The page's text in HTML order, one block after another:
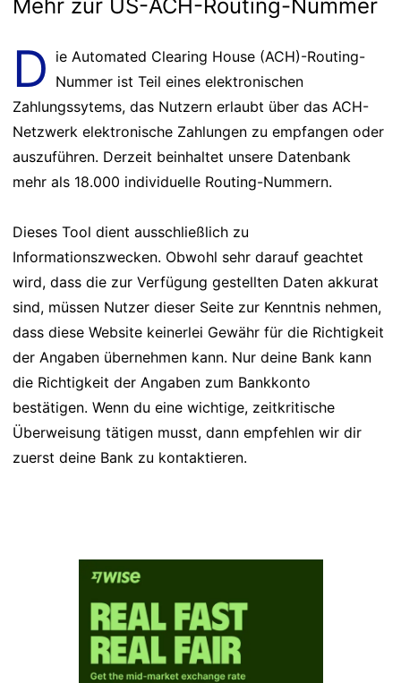
Mehr zur US-ACH-Routing-Nummer
D ie Automated Clearing House (ACH)-Routing-
Nummer ist Teil eines elektronischen
Zahlungssytems, das Nutzern erlaubt über das ACH-
Netzwerk elektronische Zahlungen zu empfangen oder
auszuführen. Derzeit beinhaltet unsere Datenbank
mehr als 18.000 individuelle Routing-Nummern.
Dieses Tool dient ausschließlich zu
Informationszwecken. Obwohl sehr darauf geachtet
wird, dass die zur Verfügung gestellten Daten akkurat
sind, müssen Nutzer dieser Seite zur Kenntnis nehmen,
dass diese Website keinerlei Gewähr für die Richtigkeit
der Angaben übernehmen kann. Nur deine Bank kann
die Richtigkeit der Angaben zum Bankkonto
bestätigen. Wenn du eine wichtige, zeitkritische
Überweisung tätigen musst, dann empfehlen wir dir
zuerst deine Bank zu kontaktieren.